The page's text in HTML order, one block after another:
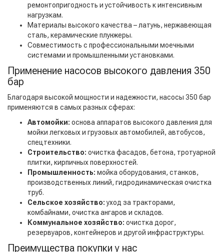
ремонтопригодность и устойчивость к интенсивным
нагрузкам.
Материалы высокого качества – латунь, нержавеющая
сталь, керамические плунжеры.
Совместимость с профессиональными моечными
системами и промышленными установками.
Применение насосов высокого давления 350
бар
Благодаря высокой мощности и надежности, насосы 350 бар
применяются в самых разных сферах:
Автомойки: основа аппаратов высокого давления для
мойки легковых и грузовых автомобилей, автобусов,
спецтехники.
Строительство: очистка фасадов, бетона, тротуарной
плитки, кирпичных поверхностей.
Промышленность: мойка оборудования, станков,
производственных линий, гидродинамическая очистка
труб.
Сельское хозяйство:уход за тракторами,
комбайнами, очистка ангаров и складов.
Коммунальное хозяйство: очистка дорог,
резервуаров, контейнеров и другой инфраструктуры.
Преимущества покупки у нас